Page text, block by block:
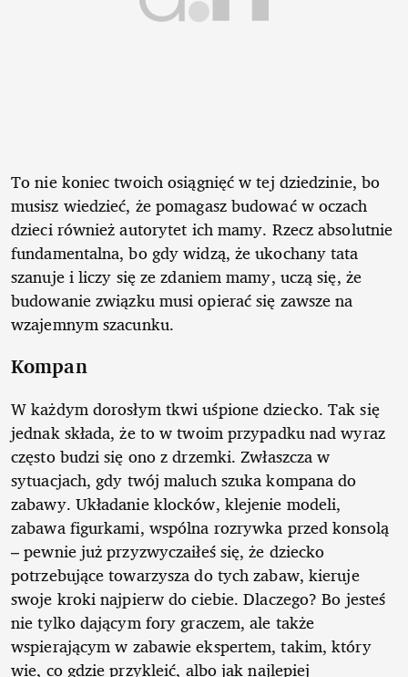
To nie koniec twoich osiągnięć w tej dziedzinie, bo
musisz wiedzieć, że pomagasz budować w oczach
dzieci również autorytet ich mamy. Rzecz absolutnie
fundamentalna, bo gdy widzą, że ukochany tata
szanuje i liczy się ze zdaniem mamy, uczą się, że
budowanie związku musi opierać się zawsze na
wzajemnym szacunku.
Kompan
W każdym dorosłym tkwi uśpione dziecko. Tak się
jednak składa, że to w twoim przypadku nad wyraz
często budzi się ono z drzemki. Zwłaszcza w
sytuacjach, gdy twój maluch szuka kompana do
zabawy. Układanie klocków, klejenie modeli,
zabawa figurkami, wspólna rozrywka przed konsolą
– pewnie już przyzwyczaiłeś się, że dziecko
potrzebujące towarzysza do tych zabaw, kieruje
swoje kroki najpierw do ciebie. Dlaczego? Bo jesteś
nie tylko dającym fory graczem, ale także
wspierającym w zabawie ekspertem, takim, który
wie, co gdzie przykleić, albo jak najlepiej